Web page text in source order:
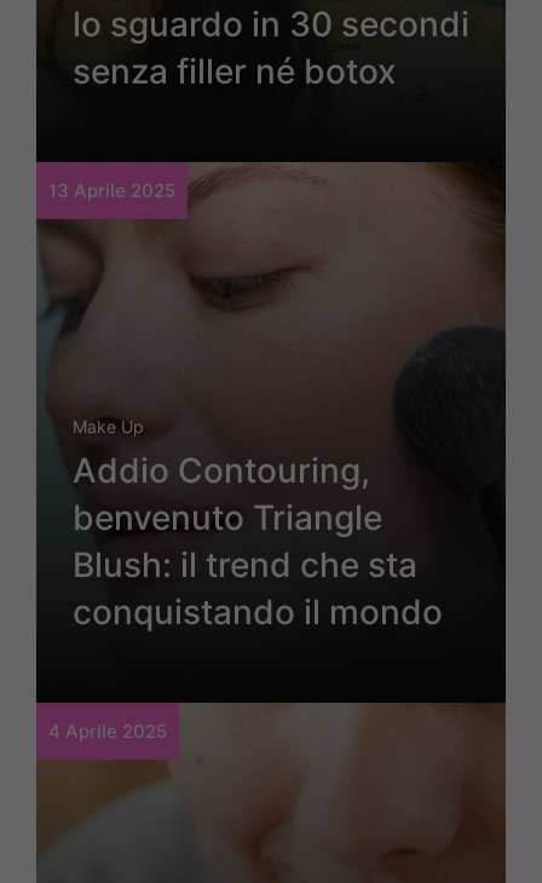
lo sguardo in 30 secondi
senza filler né botox
13 Aprile 2025
Make Up
Addio Contouring,
benvenuto Triangle
Blush: il trend che sta
conquistando il mondo
4 Aprile 2025